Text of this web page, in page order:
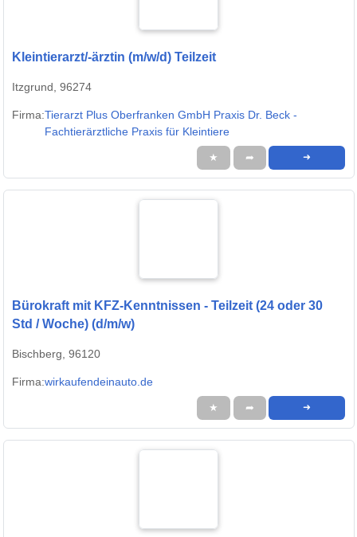
Kleintierarzt/-ärztin (m/w/d) Teilzeit
Itzgrund, 96274
Firma:Tierarzt Plus Oberfranken GmbH Praxis Dr. Beck -
Fachtierärztliche Praxis für Kleintiere
★ ➦ ➜
Bürokraft mit KFZ-Kenntnissen - Teilzeit (24 oder 30
Std / Woche) (d/m/w)
Bischberg, 96120
Firma:wirkaufendeinauto.de
★ ➦ ➜